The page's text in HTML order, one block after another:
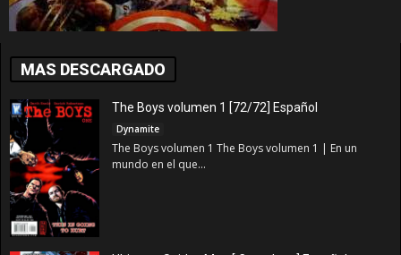
MAS DESCARGADO
The Boys volumen 1 [72/72] Español
Dynamite
The Boys volumen 1 The Boys volumen 1 | En un
mundo en el que...